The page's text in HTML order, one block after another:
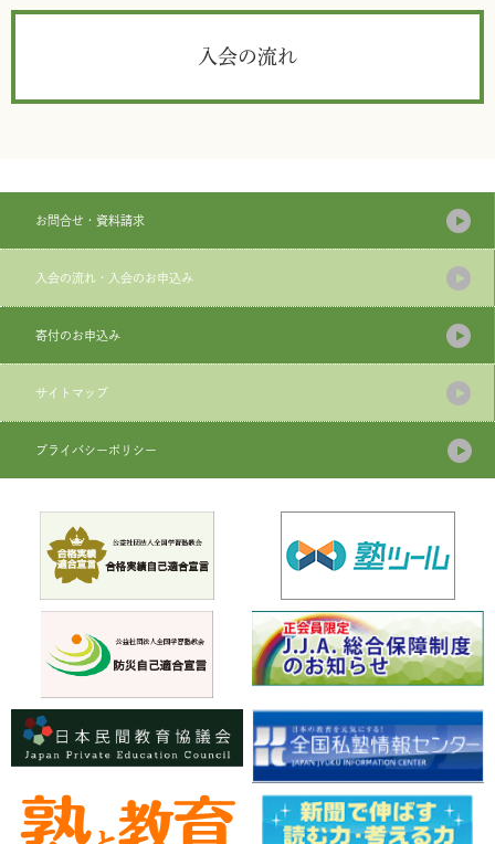
入会の流れ
お問合せ・資料請求
入会の流れ・入会のお申込み
寄付のお申込み
サイトマップ
プライバシーポリシー